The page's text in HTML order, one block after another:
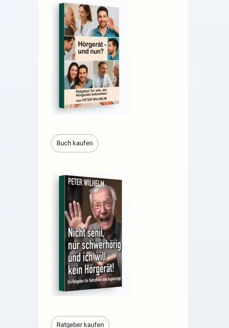
Buch kaufen
Ratgeber kaufen